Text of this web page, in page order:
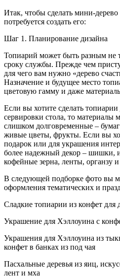
Итак, чтобы сделать мини-
потребуется создать его:
Шаг 1. Планирование дизайна
Топиарий может быть разным не
сроку службы. Прежде чем
для чего вам нужно «дерево
Назначение и будущее место
цветовую гамму и даже
Если вы хотите сделать
сервировки стола, то материалы
слишком долговременные –
живые цветы, фрукты. Если вы
подарок или для украшения
более надежный декор – шишки,
кофейные зерна, ленты, органзу
В следующей подборке фото вы
оформления тематических и
Сладкие топиарии из конфет для
Украшение для Хэллоуина с
Украшения для Хэллоуина из
конфет в банках из под чая
Пасхальные деревья из яиц,
лент и мха